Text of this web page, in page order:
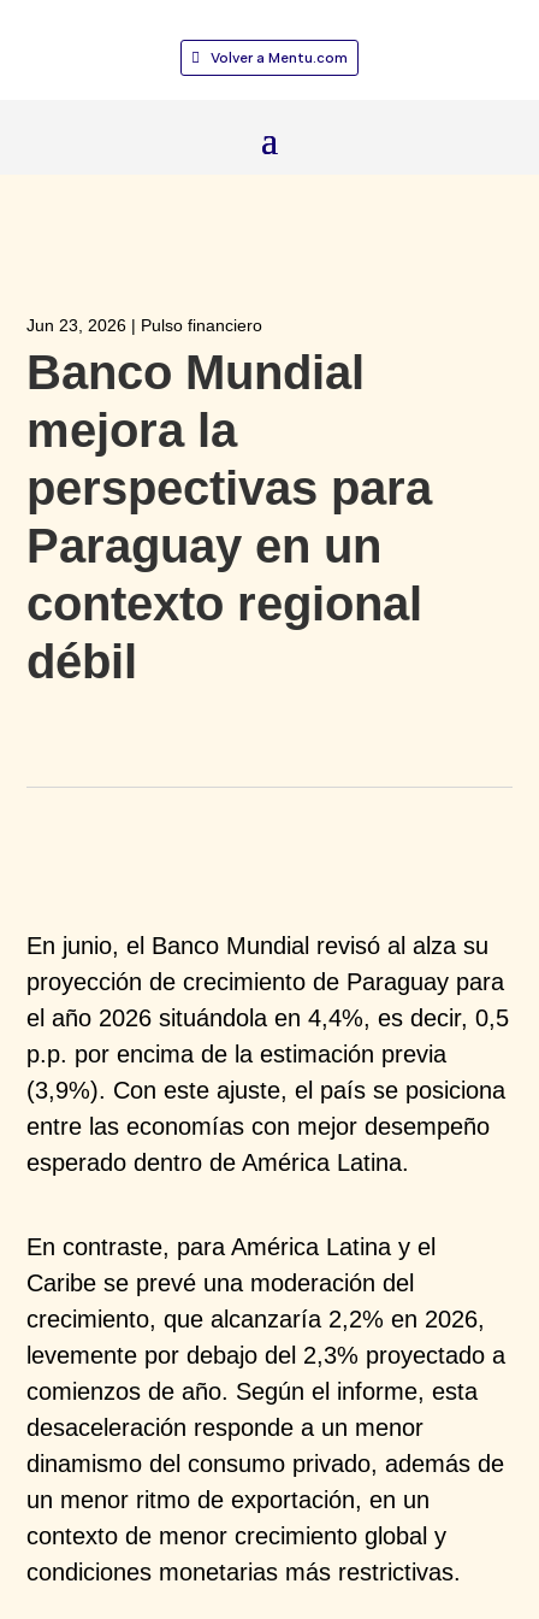
Volver a Mentu.com
Jun 23, 2026 | Pulso financiero
Banco Mundial
mejora la
perspectivas para
Paraguay en un
contexto regional
débil
En junio, el Banco Mundial revisó al alza su
proyecciónde crecimiento de Paraguay para
el año 2026situándola en 4,4%, es decir, 0,5
p.p. por encima de laestimación previa
(3,9%). Con este ajuste, el país se posiciona
entre las economías con mejor desempeño
esperado dentro de América Latina.
En contraste, para América Latina y el
Caribe se prevé una moderación del
crecimiento, que alcanzaría 2,2%en 2026,
levemente por debajo del 2,3% proyectado a
comienzos de año. Según el informe, esta
desaceleración responde a un menor
dinamismo delconsumo privado, además de
un menor ritmo deexportación, en un
contexto de menor crecimientoglobal y
condiciones monetarias más restrictivas.